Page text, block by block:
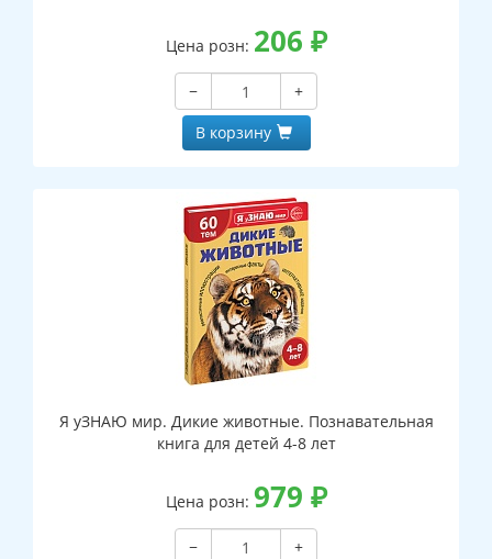
Цена розн: 206 ₽
−
+
В корзину
Я уЗНАЮ мир. Дикие животные. Познавательная
книга для детей 4-8 лет
Цена розн: 979 ₽
−
+